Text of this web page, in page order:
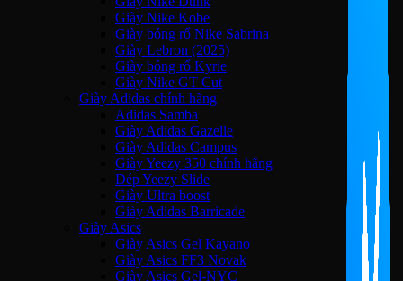
Giày Nike Kobe
Giày bóng rổ Nike Sabrina
Giày Lebron (2025)
Giày bóng rổ Kyrie
Giày Nike GT Cut
Giày Adidas chính hãng
Adidas Samba
Giày Adidas Gazelle
Giày Adidas Campus
Giày Yeezy 350 chính hãng
Dép Yeezy Slide
Giày Ultra boost
Giày Adidas Barricade
Giày Asics
Giày Asics Gel Kayano
Giày Asics FF3 Novak
Giày Asics Gel-NYC